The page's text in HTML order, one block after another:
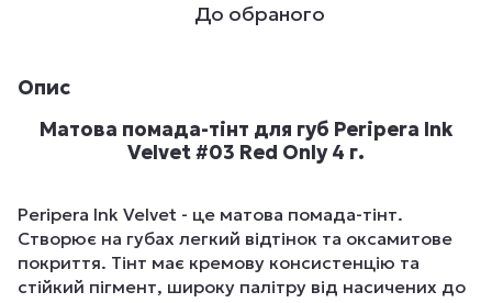
До обраного
Опис
Матова помада-тінт для губ Peripera Ink
Velvet #03 Red Only 4 г.
Peripera Ink Velvet - це матова помада-тінт.
Створює на губах легкий відтінок та оксамитове
покриття. Тінт має кремову консистенцію та
стійкий пігмент, широку палітру від насичених до